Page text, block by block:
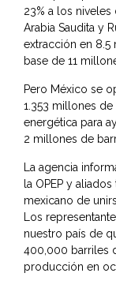
23% a los
Arabia Saudita y
extracción en 8.5
base de 11
Pero México se
1.353 millones
energética para
2 millones de
La agencia
la OPEP y
mexicano de
Los
nuestro país de
400,000 barriles
producción en